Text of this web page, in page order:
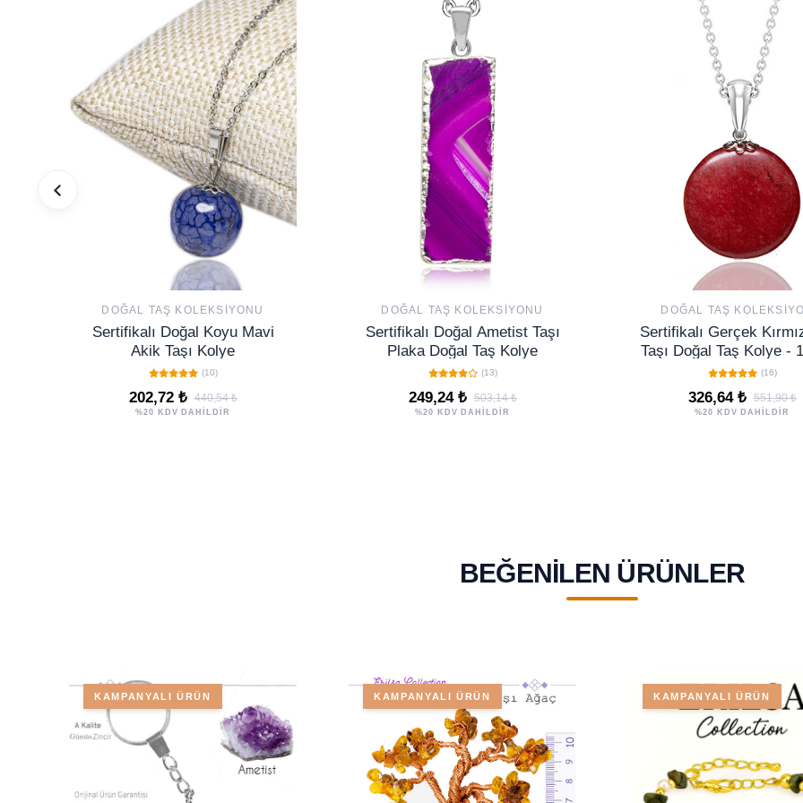
DOĞAL TAŞ KOLEKSIYONU
Sertifikalı Doğal Koyu Mavi
Akik Taşı Kolye
(10)
202,72 ₺ 440,54 ₺
%20 KDV DAHİLDİR
DOĞAL TAŞ KOLEKSIYONU
Sertifikalı Doğal Ametist Taşı
Plaka Doğal Taş Kolye
(13)
249,24 ₺ 503,14 ₺
%20 KDV DAHİLDİR
DOĞAL TAŞ
Sertifikalı Gerçek
Taşı Doğal Taş Kolye -
(16)
326,64 ₺ 551,90 ₺
%20 KDV DAHİLDİR
BEĞENILEN ÜRÜNLER
KAMPANYALI ÜRÜN KAMPANYALI ÜRÜN KAMPANYALI ÜRÜN